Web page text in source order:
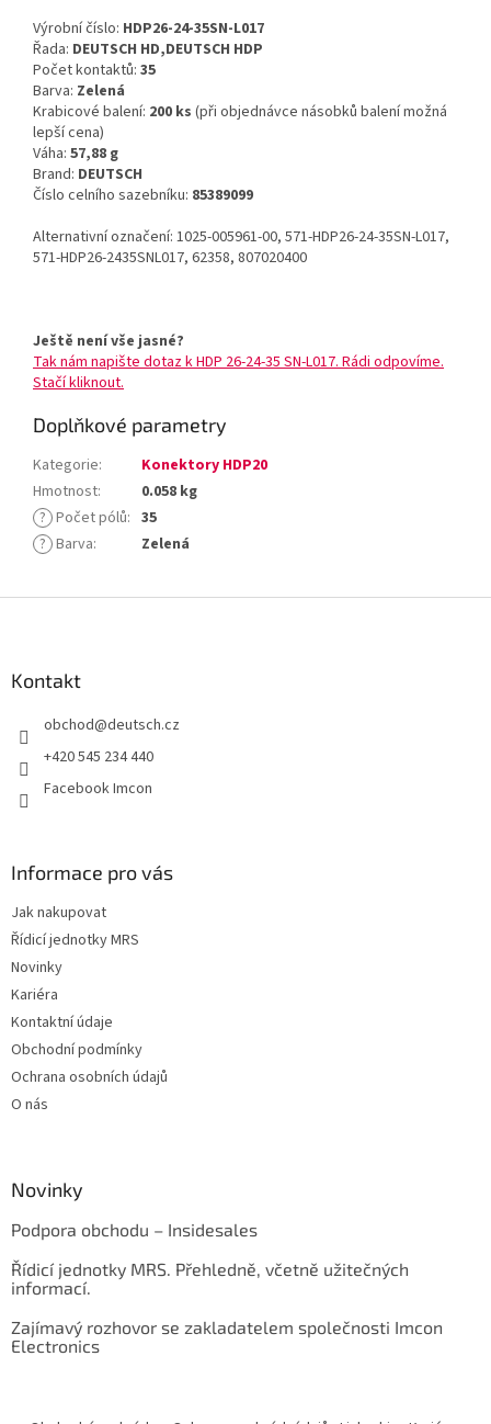
Výrobní číslo: HDP26-24-35SN-L017
Řada: DEUTSCH HD,DEUTSCH HDP
Počet kontaktů: 35
Barva: Zelená
Krabicové balení: 200 ks (při objednávce násobků balení možná
lepší cena)
Váha: 57,88 g
Brand: DEUTSCH
Číslo celního sazebníku: 85389099
Alternativní označení: 1025-005961-00, 571-HDP26-24-35SN-L017,
571-HDP26-2435SNL017, 62358, 807020400
Ještě není vše jasné?
Tak nám napište dotaz k HDP 26-24-35 SN-L017. Rádi odpovíme.
Stačí kliknout.
Doplňkové parametry
Kategorie:
Konektory HDP20
Hmotnost:
0.058 kg
? Počet pólů: 35
? Barva: Zelená
Kontakt
obchod@deutsch.cz
+420 545 234 440
Facebook Imcon
Informace pro vás
Jak nakupovat
Řídicí jednotky MRS
Novinky
Kariéra
Kontaktní údaje
Obchodní podmínky
Ochrana osobních údajů
O nás
Novinky
Podpora obchodu – Insidesales
Řídicí jednotky MRS. Přehledně, včetně užitečných
informací.
Zajímavý rozhovor se zakladatelem společnosti Imcon
Electronics